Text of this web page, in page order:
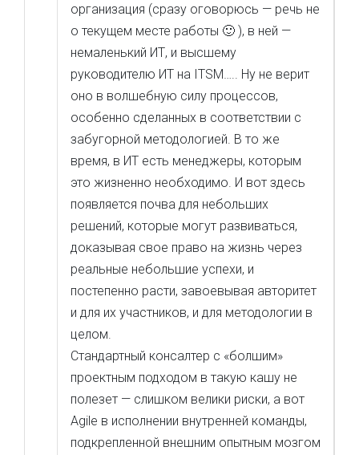
организация (сразу оговорюсь — речь не
о текущем месте работы 🙂 ), в ней —
немаленький ИТ, и высшему
руководителю ИТ на ITSM….. Ну не верит
оно в волшебную силу процессов,
особенно сделанных в соответствии с
забугорной методологией. В то же
время, в ИТ есть менеджеры, которым
это жизненно необходимо. И вот здесь
появляется почва для небольших
решений, которые могут развиваться,
доказывая свое право на жизнь через
реальные небольшие успехи, и
постепенно расти, завоевывая авторитет
и для их участников, и для методологии в
целом.
Стандартный консалтер с «болшим»
проектным подходом в такую кашу не
полезет — слишком велики риски, а вот
Agile в исполнении внутренней команды,
подкрепленной внешним опытным мозгом